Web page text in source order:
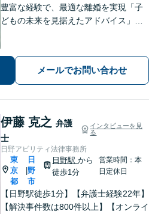
豊富な経験で、最適な離婚を実現「子
どもの未来を見据えたアドバイス」
ラスメント対策措置をレクチャー。過
労死・過労自殺などの問題にも精通
【府中駅3分】
メールでお問い合わせ
伊藤 克之 弁護
士
インタビューを見
る
日野アビリティ法律事務所
東
京
都
日
野
市
日野駅から
徒歩1分
営業時間：本
日定休日
【日野駅徒歩1分】【弁護士経験22年】
【解決事件数は800件以上】【オンライ